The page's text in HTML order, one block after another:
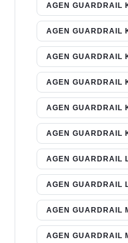
AGEN GUARDRAIL
AGEN GUARDRAIL
AGEN GUARDRAIL
AGEN GUARDRAIL
AGEN GUARDRAIL
AGEN GUARDRAIL
AGEN GUARDRAIL
AGEN GUARDRAIL
AGEN GUARDRAIL
AGEN GUARDRAIL